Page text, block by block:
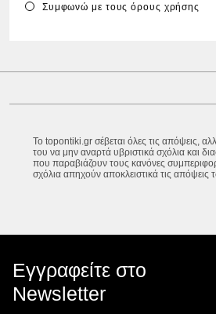
Συμφωνώ με τουςόρους χρήσης
Το topontiki.gr σέβεται όλες τις απόψεις,
του να μην αναρτά υβριστικά σχόλια και
που παραβιάζουν τους κανόνες
σχόλια απηχούν αποκλειστικά τις απόψεις
Εγγραφείτε στο
Newsletter